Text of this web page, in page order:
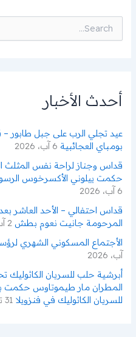
ن
أحدث الأخبار
عيد تجلي الرب على جبل طابور
بومباي العجائبية 6 آب، 2026
قداس وجناز لراحة نفس المثلث
حكمت ييلوني الأكسرخوس
6 آب، 2026
قداس احتفالي – الأحد العاشر
المرحومة جانيت نعوم بطش 2 آب، 2026
الأجتماع المسكوني الشهري
آب، 2026
أبرشية حلب للسريان الكاثوليك
المطران مار طيموتاوس حكمت
للسريان الكاثوليك في فنزويلا 31 تموز، 2026